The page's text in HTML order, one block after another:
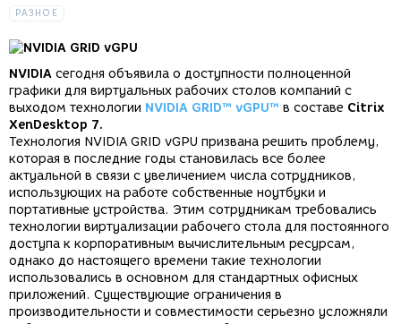
РАЗНОЕ
NVIDIA сегодня объявила о доступности полноценной
графики для виртуальных рабочих столов компаний с
выходом технологии NVIDIA GRID™ vGPU™ в составе Citrix
XenDesktop 7.
Технология NVIDIA GRID vGPU призвана решить проблему,
которая в последние годы становилась все более
актуальной в связи с увеличением числа сотрудников,
использующих на работе собственные ноутбуки и
портативные устройства. Этим сотрудникам требовались
технологии виртуализации рабочего стола для постоянного
доступа к корпоративным вычислительным ресурсам,
однако до настоящего времени такие технологии
использовались в основном для стандартных офисных
приложений. Существующие ограничения в
производительности и совместимости серьезно усложняли